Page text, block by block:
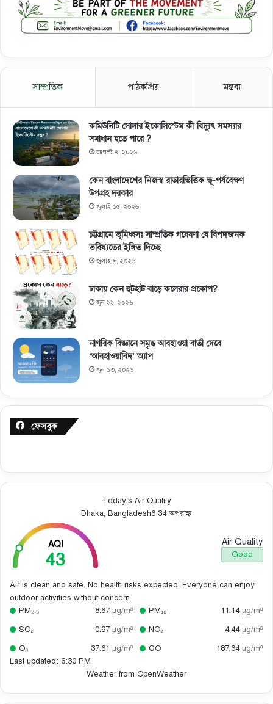
সাম্প্রতিক পাঠকপ্রিয় মন্তব্য
কমিউনিটি সোলার ইকোসিস্টেম কী বিদ্যুৎ সমস্যার
সমাধান হতে পারে ?
আগস্ট ৪, ২০২৬
কেন বাংলাদেশের নিজস্ব রাডারভিত্তিক ভূ-পর্যবেক্ষণ
উপগ্রহ দরকার
জুলাই ১৫, ২০২৬
চট্টগ্রামে ভূমিধ্বসঃ সাম্প্রতিক গবেষণা যে বিপদজনক
ভবিষ্যতের ইঙ্গিত দিচ্ছে
জুলাই ৯, ২০২৬
ঢাকায় কেন হুটহাট বাড়ে কলেরার প্রকোপ?
জুন ২২, ২০২৬
নাগরিক বিজ্ঞানে সমৃদ্ধ আবহাওয়া বার্তা দেবে
‘আবহাওয়াবিদ’ অ্যাপ
জুন ১৩, ২০২৬
ফেসবুক
Today’s Air Quality
Dhaka, Bangladesh6:34 অপরাহ্ন
AQI
43
Air Quality
Good
Air is clean and safe. No health risks expected. Everyone can enjoy
outdoor activities without concern.
PM₂.₅
8.67 µg/m³ PM₁₀ 11.14 µg/m³
SO₂
0.97 µg/m³ NO₂ 4.44 µg/m³
O₃
37.61 µg/m³ CO 187.64 µg/m³
Last updated: 6:30 PM
Weather from OpenWeather